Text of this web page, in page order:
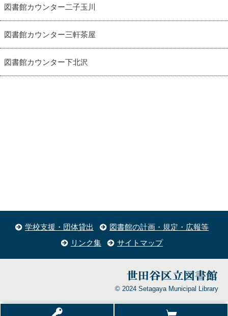
図書館カウンター二子玉川
図書館カウンター三軒茶屋
図書館カウンター下北沢
学校支援・団体貸出
図書館の計画・規定・広報等
リンク集
サイトマップ
© 2024 Setagaya Municipal Library